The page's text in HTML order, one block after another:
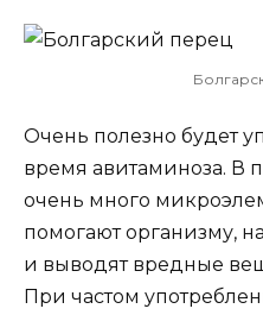
Очень полезно будет
время авитаминоза. В
очень много
помогают организму,
и выводят вредные
При частом